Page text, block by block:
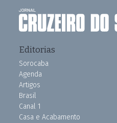
Editorias
Sorocaba
Agenda
Artigos
Brasil
Canal 1
Casa e Acabamento